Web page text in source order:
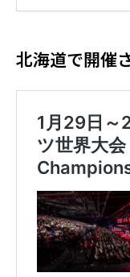
北海道で開催